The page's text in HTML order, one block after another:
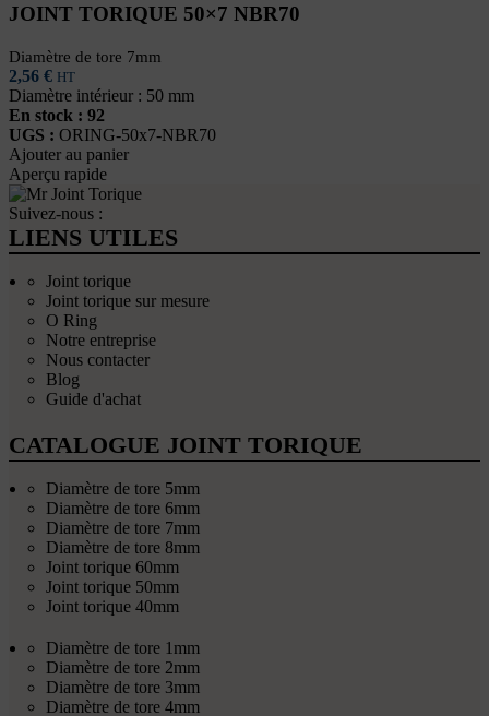
JOINT TORIQUE 50×7 NBR70
Diamètre de tore 7mm
2,56 € HT
Diamètre intérieur : 50 mm
En stock : 92
UGS : ORING-50x7-NBR70
Ajouter au panier
Aperçu rapide
Suivez-nous :
LIENS UTILES
Joint torique
Joint torique sur mesure
O Ring
Notre entreprise
Nous contacter
Blog
Guide d'achat
CATALOGUE JOINT TORIQUE
Diamètre de tore 5mm
Diamètre de tore 6mm
Diamètre de tore 7mm
Diamètre de tore 8mm
Joint torique 60mm
Joint torique 50mm
Joint torique 40mm
Diamètre de tore 1mm
Diamètre de tore 2mm
Diamètre de tore 3mm
Diamètre de tore 4mm